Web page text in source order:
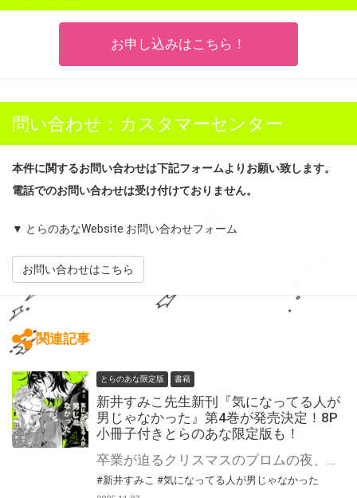
お申し込みはこちら！
問い合わせ：カスタマーセンター
本件に関するお問い合わせは下記フォームよりお願い致します。
電話でのお問い合わせは受け付けておりません。
▼ とらのあなWebsite お問い合わせフォーム
お問い合わせはこちら
関連記事
とらのあな限定版 書籍
新井すみこ先生新刊『気になってる人が
男じゃなかった』第4巻が発売決定！8P
小冊子付きとらのあな限定版も！
卒業が迫るクリスマスのプロムの夜、ついにふたりの関係性にとって決定的な１歩を踏み出したみつきとあや。 かけがえのない「友達」からその先へ。二人の関係は静かに転がり始める。 しかしその幸福な余韻に浸る間もなく、あやは受験のクライマックスを迎えるが──。 『このマンガがすごい！2024』（宝島社）オンナ編第2位、「次にくるマンガ大賞2023」Webマンガ部門第1位を獲得。 全世界累計140万部突破。アニメ化企画も進行中。 女同士の愛情を描く話題作、卒業と前進の第4巻！ 「友達」から、その先へ。新章開幕──!! 新井すみこ先生『気になってる人が男じゃなかった』第4巻が2月19日発売！ とらのあなでは刊行を記念して描き下ろし8P小冊子付きとらのあな限定版を発売致します！ 店舗・通販にて予約開始！とらのあな限定版は数量限定生産となりますので、お早めにご予約下さい！ ※描き下ろしの内容はとらのあな限定です。他社様の有償特典とは内容は異なります。 さらにサイン本抽選販売フェアも開催決定！ 詳細はこちら！
#新井すみこ #気になってる人が男じゃなかった